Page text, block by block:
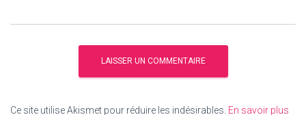
Ce site utilise Akismet pour réduire les indésirables. En savoir plus